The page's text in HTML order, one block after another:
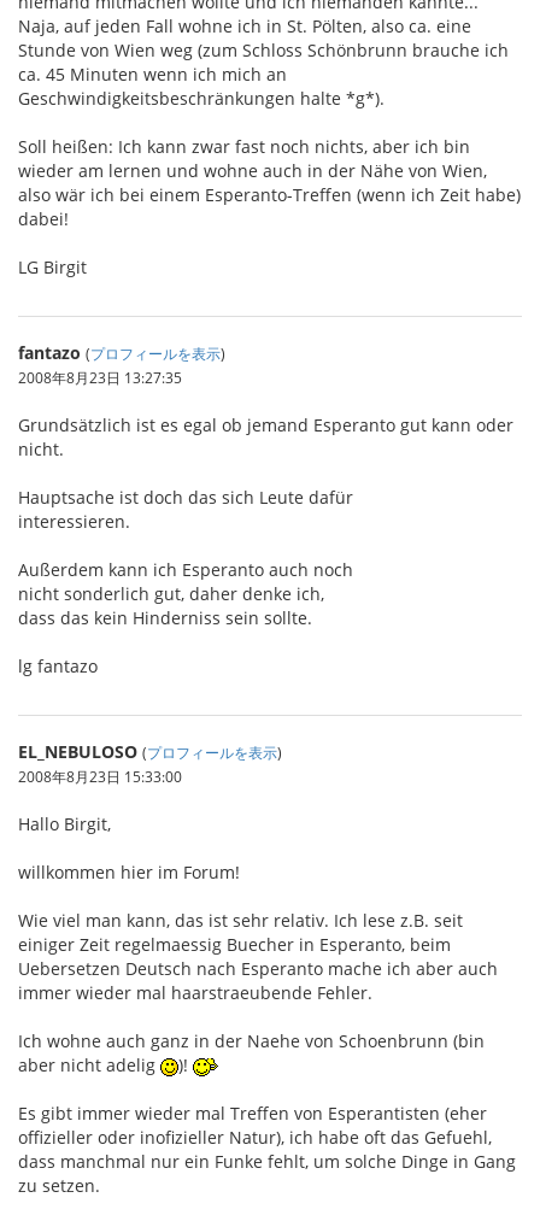
Naja, auf jeden Fall wohne ich in St. Pölten, also ca. eine
Stunde von Wien weg (zum Schloss Schönbrunn brauche ich
ca. 45 Minuten wenn ich mich an
Geschwindigkeitsbeschränkungen halte *g*).
Soll heißen: Ich kann zwar fast noch nichts, aber ich bin
wieder am lernen und wohne auch in der Nähe von Wien,
also wär ich bei einem Esperanto-Treffen (wenn ich Zeit habe)
dabei!
LG Birgit
fantazo (プロフィールを表示)
2008年8月23日 13:27:35
Grundsätzlich ist es egal ob jemand Esperanto gut kann oder
nicht.
Hauptsache ist doch das sich Leute dafür
interessieren.
Außerdem kann ich Esperanto auch noch
nicht sonderlich gut, daher denke ich,
dass das kein Hinderniss sein sollte.
lg fantazo
EL_NEBULOSO (プロフィールを表示)
2008年8月23日 15:33:00
Hallo Birgit,
willkommen hier im Forum!
Wie viel man kann, das ist sehr relativ. Ich lese z.B. seit
einiger Zeit regelmaessig Buecher in Esperanto, beim
Uebersetzen Deutsch nach Esperanto mache ich aber auch
immer wieder mal haarstraeubende Fehler.
Ich wohne auch ganz in der Naehe von Schoenbrunn (bin
aber nicht adelig
)!
Es gibt immer wieder mal Treffen von Esperantisten (eher
offizieller oder inofizieller Natur), ich habe oft das Gefuehl,
dass manchmal nur ein Funke fehlt, um solche Dinge in Gang
zu setzen.